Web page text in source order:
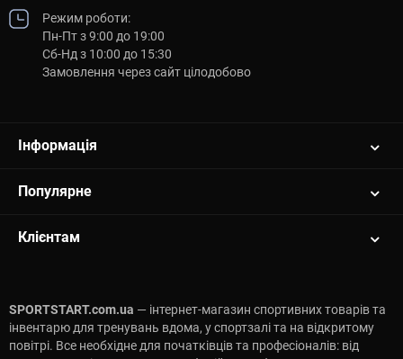
Режим роботи:
Пн-Пт з 9:00 до 19:00
Сб-Нд з 10:00 до 15:30
Замовлення через сайт цілодобово
Інформація
Популярне
Клієнтам
SPORTSTART.com.ua — інтернет-магазин спортивних товарів та
інвентарю для тренувань вдома, у спортзалі та на відкритому
повітрі. Все необхідне для початківців та професіоналів: від